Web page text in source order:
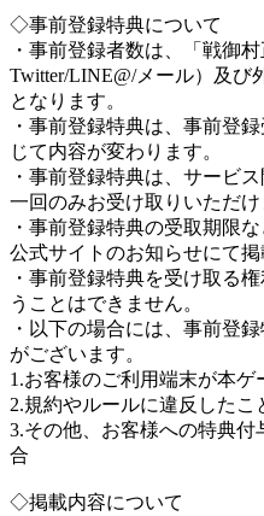
◇事前登録特典について
・事前登録者数は、「戦御
Twitter/LINE@/メール）及び
となります。
・事前登録特典は、事前登
じて内容が変わります。
・事前登録特典は、サービ
一回のみお受け取りいただけ
・事前登録特典の受取期限
公式サイトのお知らせにて掲
・事前登録特典を受け取る
うことはできません。
・以下の場合には、事前登
がございます。
1.お客様のご利用端末が本
2.規約やルールに違反したこ
3.その他、お客様への特典
合
◇掲載内容について